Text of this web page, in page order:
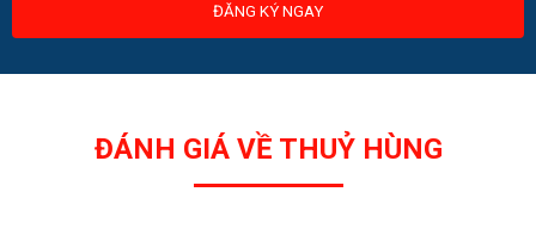
ĐĂNG KÝ NGAY
ĐÁNH GIÁ VỀ THUỶ HÙNG